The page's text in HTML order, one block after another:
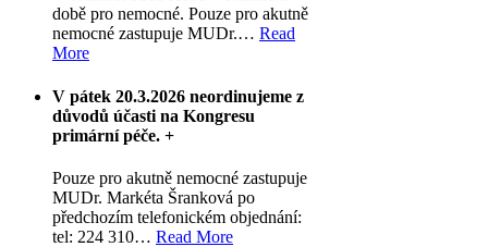
době pro nemocné. Pouze pro akutně
nemocné zastupuje MUDr.… Read
More
V pátek 20.3.2026 neordinujeme z
důvodů účasti na Kongresu
primární péče. +
Pouze pro akutně nemocné zastupuje
MUDr. Markéta Šranková po
předchozím telefonickém objednání:
tel: 224 310… Read More